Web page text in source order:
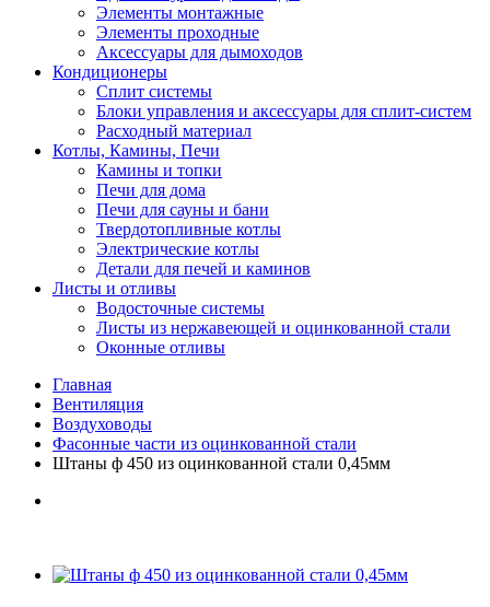
Элементы монтажные
Элементы проходные
Аксессуары для дымоходов
Кондиционеры
Сплит системы
Блоки управления и аксессуары для сплит-систем
Расходный материал
Котлы, Камины, Печи
Камины и топки
Печи для дома
Печи для сауны и бани
Твердотопливные котлы
Электрические котлы
Детали для печей и каминов
Листы и отливы
Водосточные системы
Листы из нержавеющей и оцинкованной стали
Оконные отливы
Главная
Вентиляция
Воздуховоды
Фасонные части из оцинкованной стали
Штаны ф 450 из оцинкованной стали 0,45мм